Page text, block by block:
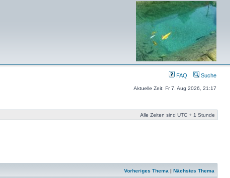
FAQ Suche
Aktuelle Zeit: Fr 7. Aug 2026, 21:17
Alle Zeiten sind UTC + 1 Stunde
Vorheriges Thema | Nächstes Thema